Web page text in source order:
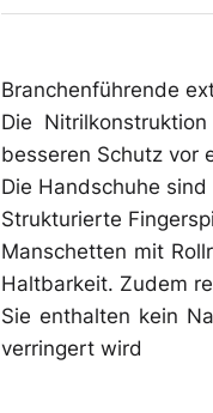
Branchenführende
Die
besseren Schutz vor
Die Handschuhe
Strukturierte
Manschetten mit
Haltbarkeit. Zudem
Sie enthalten kein
verringert wird